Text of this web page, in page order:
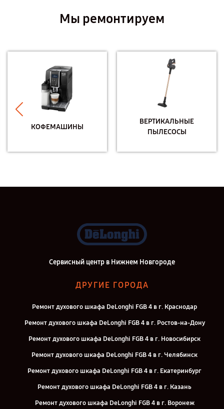
Мы ремонтируем
КОФЕМАШИНЫ
ВЕРТИКАЛЬНЫЕ
ПЫЛЕСОСЫ
Сервисный центр в Нижнем Новгороде
ДРУГИЕ ГОРОДА
Ремонт духового шкафа DeLonghi FGB 4 в г. Краснодар
Ремонт духового шкафа DeLonghi FGB 4 в г. Ростов-на-Дону
Ремонт духового шкафа DeLonghi FGB 4 в г. Новосибирск
Ремонт духового шкафа DeLonghi FGB 4 в г. Челябинск
Ремонт духового шкафа DeLonghi FGB 4 в г. Екатеринбург
Ремонт духового шкафа DeLonghi FGB 4 в г. Казань
Ремонт духового шкафа DeLonghi FGB 4 в г. Воронеж